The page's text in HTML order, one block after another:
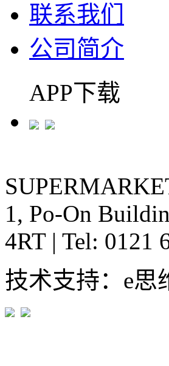
联系我们
公司简介
APP下载
1, Po-On
4RT | Tel: 0121
技术支持：e思